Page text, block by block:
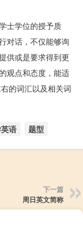
士学位的授予质
对话，不仅能够询
供或是要求得到更
观点和态度，能适
的词汇以及相关词
语 题型
下一篇
周日英文简称